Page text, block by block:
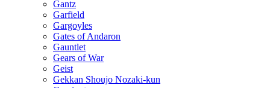
Gantz
Garfield
Gargoyles
Gates of Andaron
Gauntlet
Gears of War
Geist
Gekkan Shoujo Nozaki-kun